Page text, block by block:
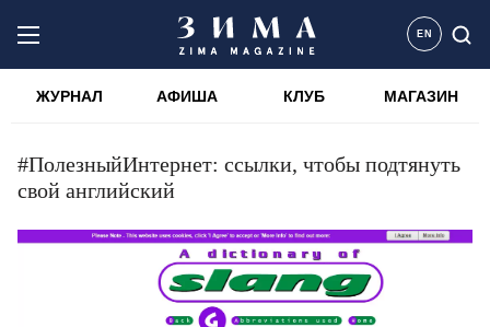
EN
ЖУРНАЛ АФИША КЛУБ МАГАЗИН
#ПолезныйИнтернет: ссылки, чтобы подтянуть
свой английский